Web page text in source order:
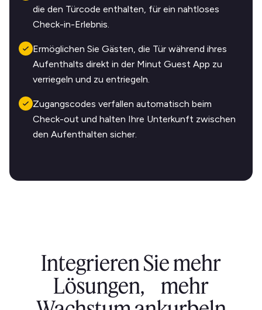
die den Türcode enthalten, für ein nahtloses
Check-in-Erlebnis.
Ermöglichen Sie Gästen, die Tür während ihres
Aufenthalts direkt in der Minut Guest App zu
verriegeln und zu entriegeln.
Zugangscodes verfallen automatisch beim
Check-out und halten Ihre Unterkunft zwischen
den Aufenthalten sicher.
Integrieren Sie mehr
Lösungen, mehr